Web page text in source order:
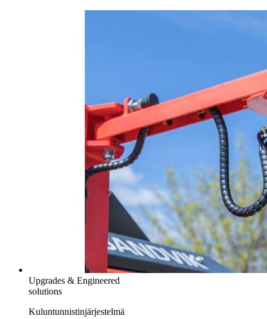
Upgrades & Engineered
solutions
Kuluntunnistinjärjestelmä